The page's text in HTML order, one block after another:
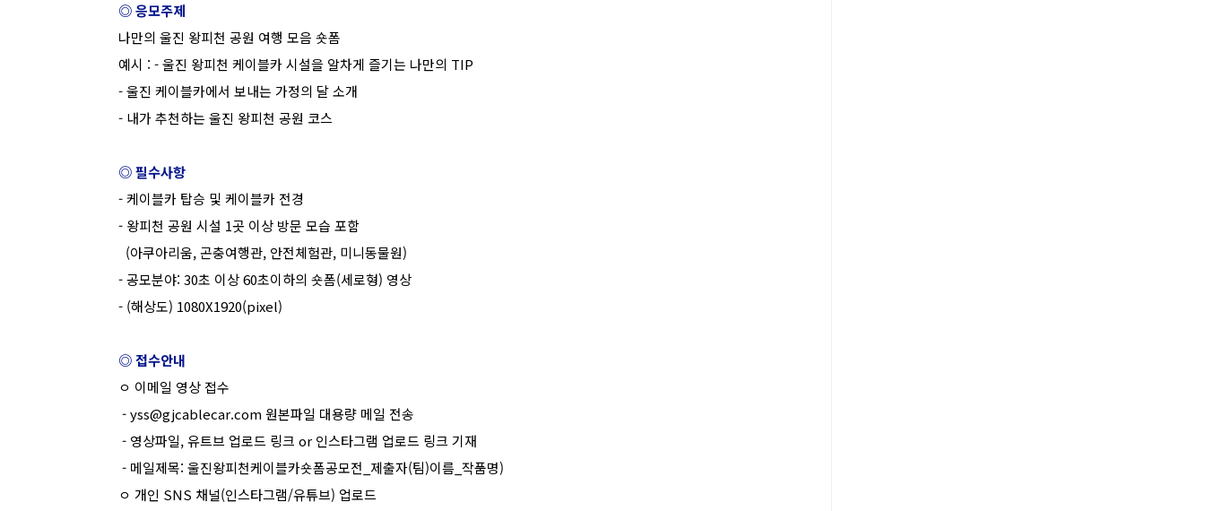
◎ 응모주제
나만의 울진 왕피천 공원 여행 모음 숏폼
예시 : - 울진 왕피천 케이블카 시설을 알차게 즐기는 나만의 TIP
- 울진 케이블카에서 보내는 가정의 달 소개
- 내가 추천하는 울진 왕피천 공원 코스
◎ 필수사항
- 케이블카 탑승 및 케이블카 전경
- 왕피천 공원 시설 1곳 이상 방문 모습 포함
(아쿠아리움, 곤충여행관, 안전체험관, 미니동물원)
- 공모분야: 30초 이상 60초이하의 숏폼(세로형) 영상
- (해상도) 1080X1920(pixel)
◎ 접수안내
ㅇ 이메일 영상 접수
- yss@gjcablecar.com 원본파일 대용량 메일 전송
- 영상파일, 유트브 업로드 링크 or 인스타그램 업로드 링크 기재
- 메일제목: 울진왕피천케이블카숏폼공모전_제출자(팀)이름_작품명)
ㅇ 개인 SNS 채널(인스타그램/유튜브) 업로드